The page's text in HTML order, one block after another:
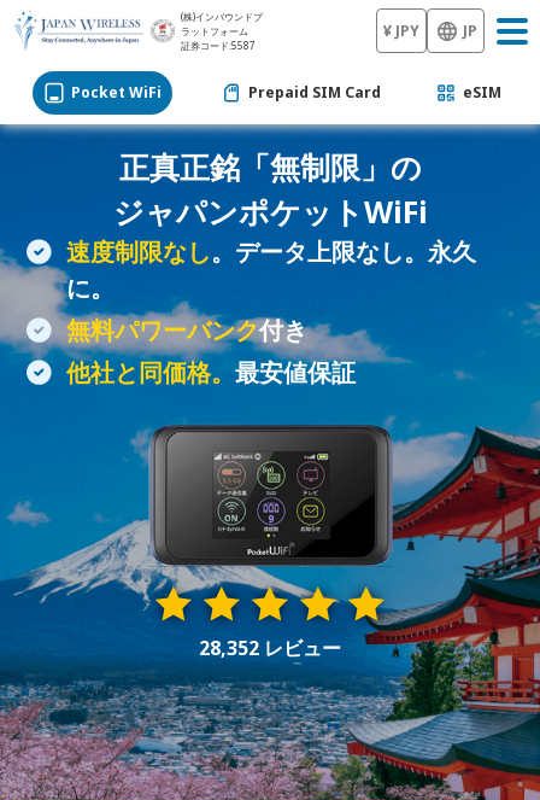
(株)インバウンドプ
ラットフォーム
証券コード:5587
¥ JPY JP
Pocket WiFi Prepaid SIM Card eSIM
正真正銘「無制限」の
ジャパンポケットWiFi
速度制限なし。データ上限なし。永久
に。
無料パワーバンク付き
他社と同価格。 最安値保証
28,352 レビュー